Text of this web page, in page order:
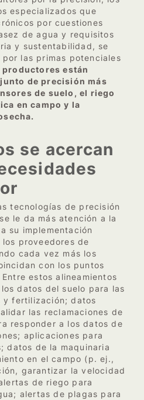
especializados que
por cuestiones
de agua y requisitos
y sustentabilidad, se
las primas potenciales
productores están
de precisión más
de suelo, el riego
en campo y la
se acercan
tecnologías de precisión
le da más atención a la
su implementación
proveedores de
cada vez más los
con los puntos
estos alineamientos
datos del suelo para las
y fertilización; datos
las reclamaciones de
responder a los datos de
aplicaciones para
datos de la maquinaria
en el campo (p. ej.,
garantizar la velocidad
de riego para
alertas de plagas para